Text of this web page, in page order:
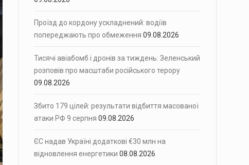
У ніч на 9 серпня…
обстріли на трасі…
Проїзд до кордону ускладнений: водіїв
попереджають про обмеження 09.08.2026
Тисячі авіабомб і дронів за тиждень: Зеленський
розповів про масштаби російського терору
09.08.2026
Збито 179 цілей: результати відбиття масованої
атаки РФ 9 серпня 09.08.2026
ЄС надав Україні додаткові €30 млн на
відновлення енергетики 08.08.2026